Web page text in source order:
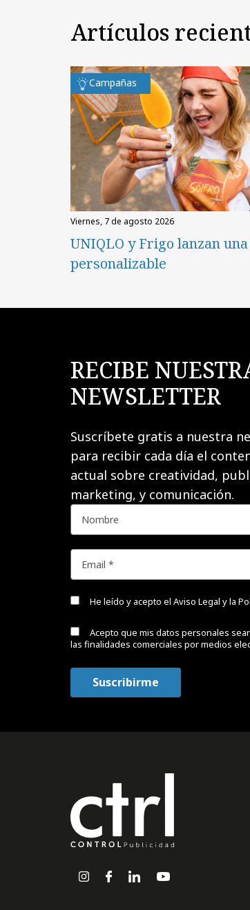
Artículos
Campañas
viernes, 7 de agosto 2026
UNIQLO y Frigo lanzan
personalizable
RECIBE
NEWSLETTER
Suscríbete gratis a nuestra
para recibir cada día el
actual sobre creatividad,
marketing, y comunicación.
He leído y acepto el Aviso Legal y la
Acepto que mis datos personales
las finalidades comerciales por medios